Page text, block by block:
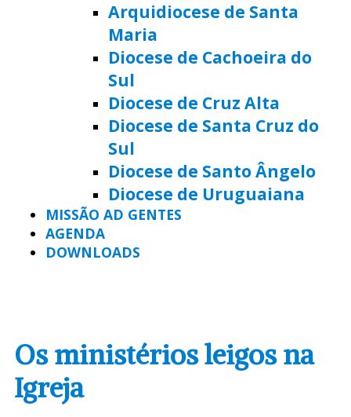
Arquidiocese de Santa
Maria
Diocese de Cachoeira do
Sul
Diocese de Cruz Alta
Diocese de Santa Cruz do
Sul
Diocese de Santo Ângelo
Diocese de Uruguaiana
MISSÃO AD GENTES
AGENDA
DOWNLOADS
Os ministérios leigos na
Igreja